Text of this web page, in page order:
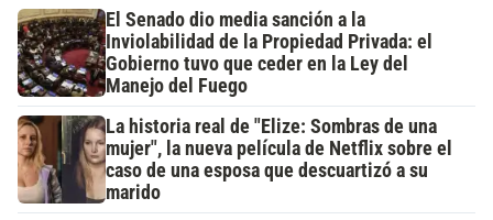
El Senado dio media sanción a la
Inviolabilidad de la Propiedad Privada: el
Gobierno tuvo que ceder en la Ley del
Manejo del Fuego
La historia real de "Elize: Sombras de una
mujer", la nueva película de Netflix sobre el
caso de una esposa que descuartizó a su
marido